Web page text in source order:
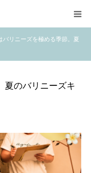
バリニーズを極める季節。夏
夏のバリニーズキ